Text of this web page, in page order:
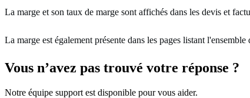
La marge et son taux de marge sont affichés dans les devis et
La marge est également présente dans les pages listant
Vous n’avez pas trouvé votre réponse ?
Notre équipe support est disponible pour vous aider.